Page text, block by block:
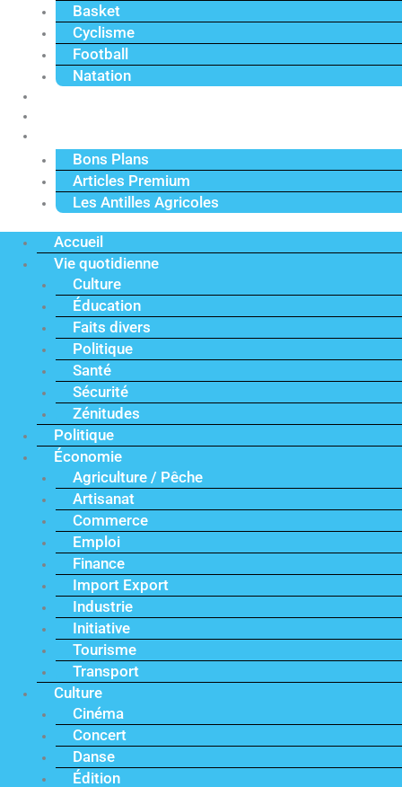
Basket
Cyclisme
Football
Natation
Bons Plans
Articles Premium
Les Antilles Agricoles
Accueil
Vie quotidienne
Culture
Éducation
Faits divers
Politique
Santé
Sécurité
Zénitudes
Politique
Économie
Agriculture / Pêche
Artisanat
Commerce
Emploi
Finance
Import Export
Industrie
Initiative
Tourisme
Transport
Culture
Cinéma
Concert
Danse
Édition